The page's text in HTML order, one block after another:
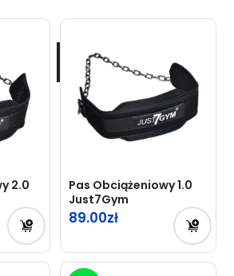
2.0
Pas Obciążeniowy 1.0
Just7Gym
89.00